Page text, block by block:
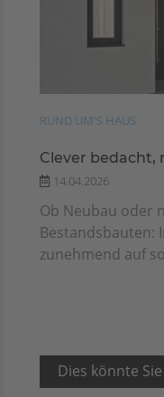
RUND UM'S HAUS
Clever bedacht,
14.04.2026
Ob Neubau oder
Bestandsbauten:
zunehmend auf
Dies könnte